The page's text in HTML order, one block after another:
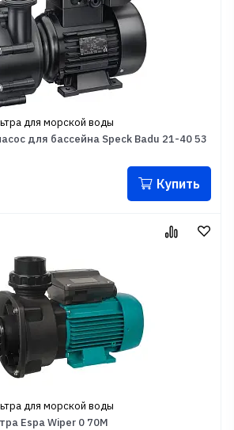
для морской воды
для бассейна Speck Badu 21-40 53
Купить
для морской воды
Espa Wiper 0 70M